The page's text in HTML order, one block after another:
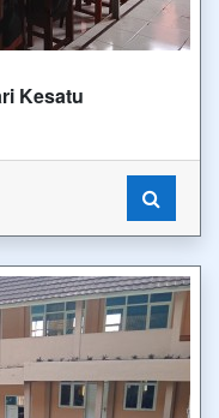
Kesatu